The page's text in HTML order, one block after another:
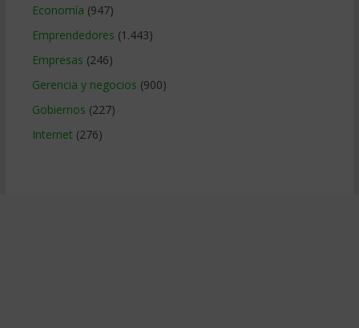
Economía (947)
Emprendedores (1.443)
Empresas (246)
Gerencia y negocios (900)
Gobiernos (227)
Internet (276)